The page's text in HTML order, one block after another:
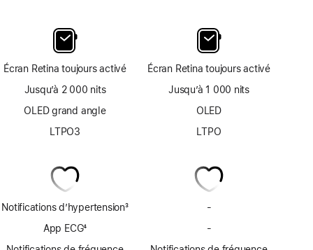
Écran Retina toujours activé
Jusqu’à 2 000 nits
OLED grand angle
LTPO3
Notifications d’hypertension3
App ECG
Note
4
Écran Retina toujours activé
Jusqu’à 1 000 nits
OLED
LTPO
-
-
d’app